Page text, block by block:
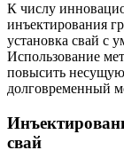
К числу
инъектирования
установка свай с
Использование
повысить несущую
долговременный
свай